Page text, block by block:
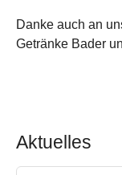
Danke auch an
Getränke Bader
Aktuelles